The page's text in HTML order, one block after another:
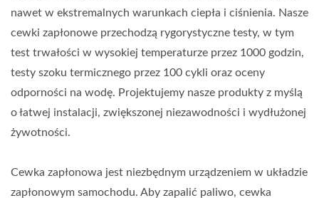
nawet w ekstremalnych warunkach ciepła i ciśnienia. Nasze
cewki zapłonowe przechodzą rygorystyczne testy, w tym
test trwałości w wysokiej temperaturze przez 1000 godzin,
testy szoku termicznego przez 100 cykli oraz oceny
odporności na wodę. Projektujemy nasze produkty z myślą
o łatwej instalacji, zwiększonej niezawodności i wydłużonej
żywotności.
Cewka zapłonowa jest niezbędnym urządzeniem w układzie
zapłonowym samochodu. Aby zapalić paliwo, cewka